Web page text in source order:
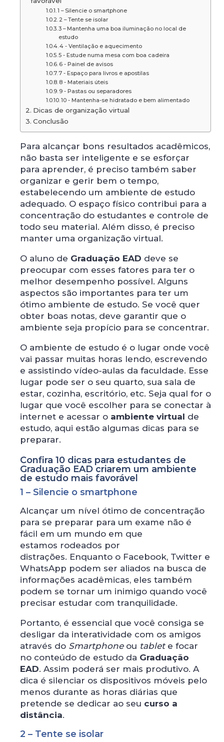
1 – Silencie o smartphone
2 – Tente se isolar
3 – Mantenha uma boa iluminação no local de
estudo
4 - Ventilação e aquecimento
5 - Estude numa mesa com boa cadeira
6 - Painel de avisos
7 - Espaço para livros e apostilas
8 - Materiais úteis
9 - Pastas ou separadores
10 - Mantenha-se hidratado e bem alimentado
Dicas de organização virtual
Conclusão
Para alcançar bons resultados acadêmicos,
não basta ser inteligente e se esforçar
para aprender, é preciso também saber
organizar e gerir bem o tempo,
estabelecendo um ambiente de estudo
adequado. O espaço físico contribui para a
concentração do estudantes e controle de
todo seu material. Além disso, é preciso
manter uma organização virtual.
O aluno de Graduação EAD deve se
preocupar com esses fatores para ter o
melhor desempenho possível. Alguns
aspectos são importantes para ter um
ótimo ambiente de estudo. Se você quer
obter boas notas, deve garantir que o
ambiente seja propício para se concentrar.
O ambiente de estudo é o lugar onde você
vai passar muitas horas lendo, escrevendo
e assistindo vídeo-aulas da faculdade. Esse
lugar pode ser o seu quarto, sua sala de
estar, cozinha, escritório, etc. Seja qual for o
lugar que você escolher para se conectar à
internet e acessar o ambiente virtual de
estudo, aqui estão algumas dicas para se
preparar.
Confira 10 dicas para estudantes de
Graduação EAD criarem um ambiente
de estudo mais favorável
1 – Silencie o smartphone
Alcançar um nível ótimo de concentração
para se preparar para um exame não é
fácil em um mundo em que
estamos rodeados por
distrações. Enquanto o Facebook, Twitter e
WhatsApp podem ser aliados na busca de
informações acadêmicas, eles também
podem se tornar um inimigo quando você
precisar estudar com tranquilidade.
Portanto, é essencial que você consiga se
desligar da interatividade com os amigos
através do Smartphoneou tablete focar
no conteúdo de estudo da Graduação
EAD. Assim poderá ser mais produtivo. A
dica é silenciar os dispositivos móveis pelo
menos durante as horas diárias que
pretende se dedicar ao seu curso a
distância.
2 – Tente se isolar